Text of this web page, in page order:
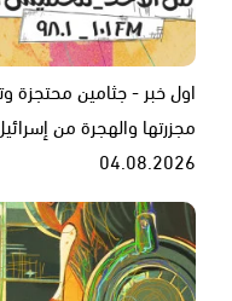
اول خبر - جثامين محتجزة
مجزرتها والهجرة من
04.08.2026